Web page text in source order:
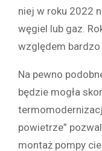
niej w roku 2022
węgiel lub gaz.
względem bardzo
Na pewno
będzie mogła
powietrze”
montaż pompy